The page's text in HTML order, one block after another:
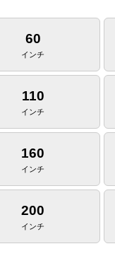
60
インチ
110
インチ
160
インチ
200
インチ